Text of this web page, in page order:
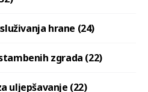
hrane (24)
zgrada (22)
uljepšavanje (22)